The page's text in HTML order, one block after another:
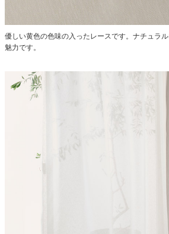
優しい黄色の色味の入ったレースです。ナチュラ
魅力です。